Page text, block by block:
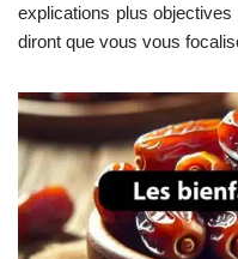
explications plus objectives
diront que vous vous